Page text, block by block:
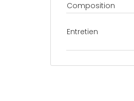
Composition
Entretien